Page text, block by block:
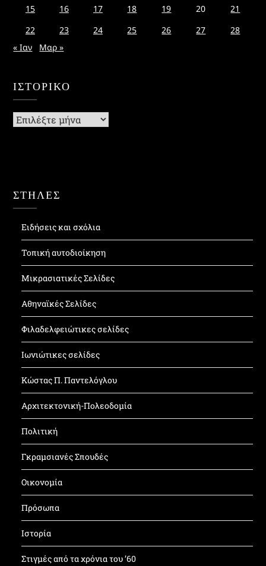
15
16 17 18 19 20
21
22
23 24 25 26 27
28
« Ιαν
Μαρ »
ΙΣΤΟΡΙΚΌ
Ιστορικό
ΣΤΗΛΕΣ
Ειδήσεις και σχόλια
Τοπική αυτοδιοίκηση
Μικρασιατικές Σελίδες
Αθηναϊκές Σελίδες
Φιλαδελφειώτικες σελίδες
Ιωνιώτικες σελίδες
Κώστας Π. Παντελόγλου
Αρχιτεκτονική-Πολεοδομία
Πολιτική
Γκραμσιανές Σπουδές
Οικονομία
Πρόσωπα
Ιστορία
Στιγμές από τα χρόνια του ’60